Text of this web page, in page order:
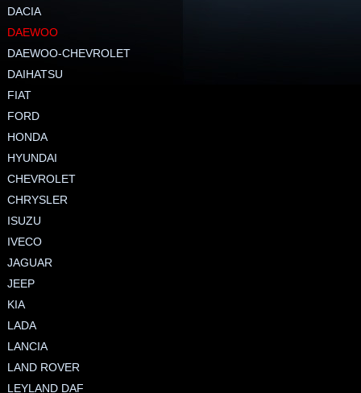
DACIA
DAEWOO
DAEWOO-CHEVROLET
DAIHATSU
FIAT
FORD
HONDA
HYUNDAI
CHEVROLET
CHRYSLER
ISUZU
IVECO
JAGUAR
JEEP
KIA
LADA
LANCIA
LAND ROVER
LEYLAND DAF